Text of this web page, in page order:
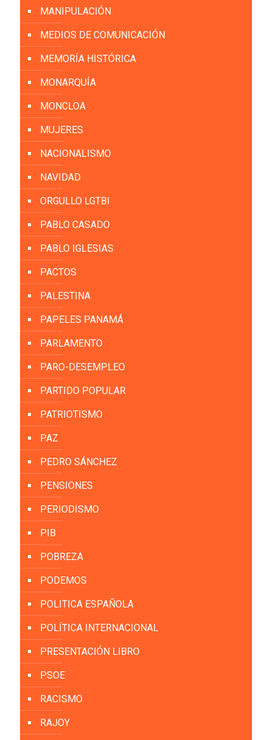
MANIPULACIÓN
MEDIOS DE COMUNICACIÓN
MEMORÍA HISTÓRICA
MONARQUÍA
MONCLOA
MUJERES
NACIONALISMO
NAVIDAD
ORGULLO LGTBI
PABLO CASADO
PABLO IGLESIAS
PACTOS
PALESTINA
PAPELES PANAMÁ
PARLAMENTO
PARO-DESEMPLEO
PARTIDO POPULAR
PATRIOTISMO
PAZ
PEDRO SÁNCHEZ
PENSIONES
PERIODISMO
PIB
POBREZA
PODEMOS
POLITICA ESPAÑOLA
POLÍTICA INTERNACIONAL
PRESENTACIÓN LIBRO
PSOE
RACISMO
RAJOY